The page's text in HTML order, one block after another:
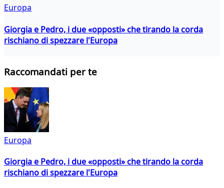
Europa
Giorgia e Pedro, i due «opposti» che tirando la corda
rischiano di spezzare l'Europa
Raccomandati per te
Europa
Giorgia e Pedro, i due «opposti» che tirando la corda
rischiano di spezzare l'Europa